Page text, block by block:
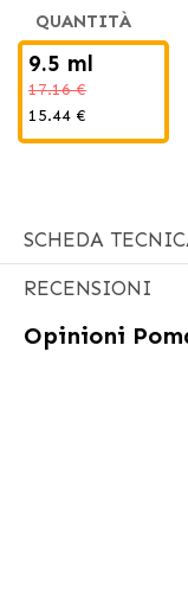
QUANTITÀ
9.5 ml
17.16 €
15.44 €
SCHEDA
RECENSIONI
Opinioni